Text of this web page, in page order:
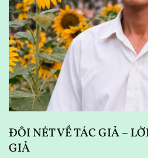
ĐÔI NÉT VỀ TÁC GIẢ –
GIẢ